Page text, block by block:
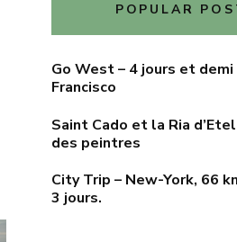
POPULAR
Go West – 4 jours et demi
Francisco
Saint Cado et la Ria
des peintres
City Trip – New-York, 66
3 jours.